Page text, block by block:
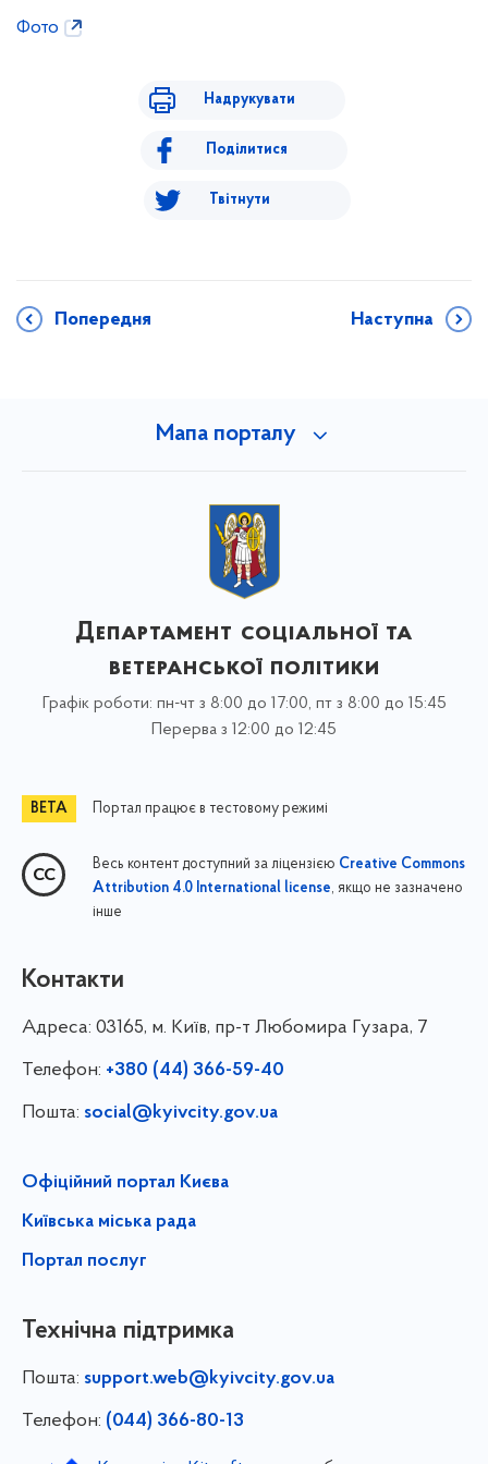
Фото
Надрукувати
Поділитися
Твітнути
Попередня Наступна
Мапа порталу
Департамент соціальної та
ветеранської політики
Графік роботи: пн-чт з 8:00 до 17:00, пт з 8:00 до 15:45
Перерва з 12:00 до 12:45
Портал працює в тестовому режимі
Весь контент доступний за ліцензією Creative Commons
Attribution 4.0 International license, якщо не зазначено
інше
Контакти
Адреса: 03165, м. Київ, пр-т Любомира Гузара, 7
Телефон: +380 (44) 366-59-40
Пошта: social@kyivcity.gov.ua
Офіційний портал Києва
Київська міська рада
Портал послуг
Технічна підтримка
Пошта: support.web@kyivcity.gov.ua
Телефон: (044) 366-80-13